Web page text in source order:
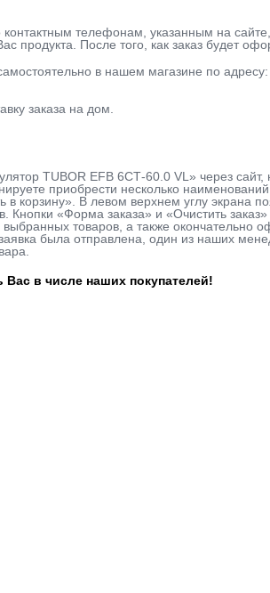
телефонам, указанным на
продукта. После того, как заказ будет
в нашем магазине по
заказа на дом.
TUBOR EFB 6СТ-60.0 VL» через
приобрести несколько
в корзину». В левом верхнем углу экрана
Кнопки «Форма заказа» и «Очистить
выбранных товаров, а также
была отправлена, один из наших
в числе наших покупателей!